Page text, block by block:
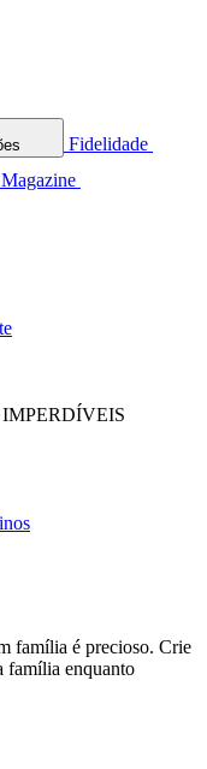
Fidelidade
família é precioso. Crie
família enquanto